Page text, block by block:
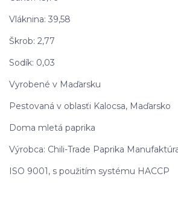
Vláknina: 39,58
Škrob: 2,77
Sodík: 0,03
Vyrobené v Maďarsku
Pestovaná v oblasťi Kalocsa, Maďarsko
Doma mletá paprika
Výrobca: Chili-Trade Paprika
ISO 9001, s použitím systému HACCP